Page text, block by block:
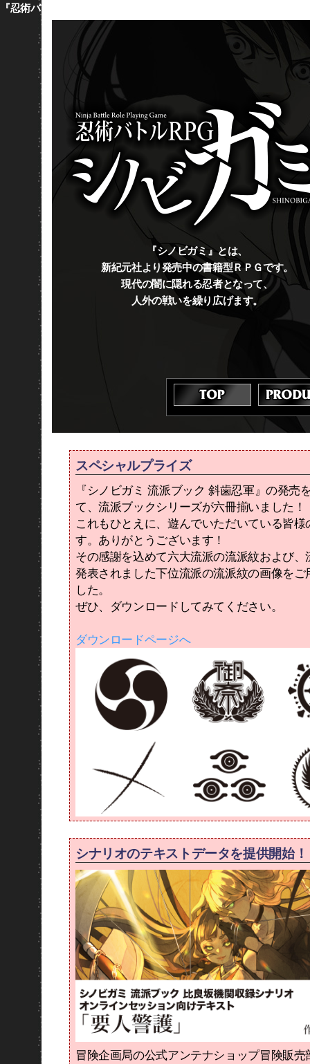
『忍術バトルRPG シノビガミ』 ウェブサイト
『シノビガミ』とは、
新紀元社より発売中の書籍型ＲＰＧです。
現代の闇に隠れる忍者となって、
人外の戦いを繰り広げます。
スペシャルプライズ
『シノビガミ 流派ブック 斜歯忍軍』の発売
て、流派ブックシリーズが六冊揃いました！
これもひとえに、遊んでいただいている皆様
す。ありがとうございます！
その感謝を込めて六大流派の流派紋および、
発表されました下位流派の流派紋の画像をご
した。
ぜひ、ダウンロードしてみてください。
ダウンロードページへ
シナリオのテキストデータを提供開始！
冒険企画局の公式アンテナショップ冒険販売